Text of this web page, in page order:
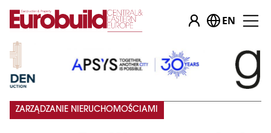
EN
ZARZĄDZANIE NIERUCHOMOŚCIAMI